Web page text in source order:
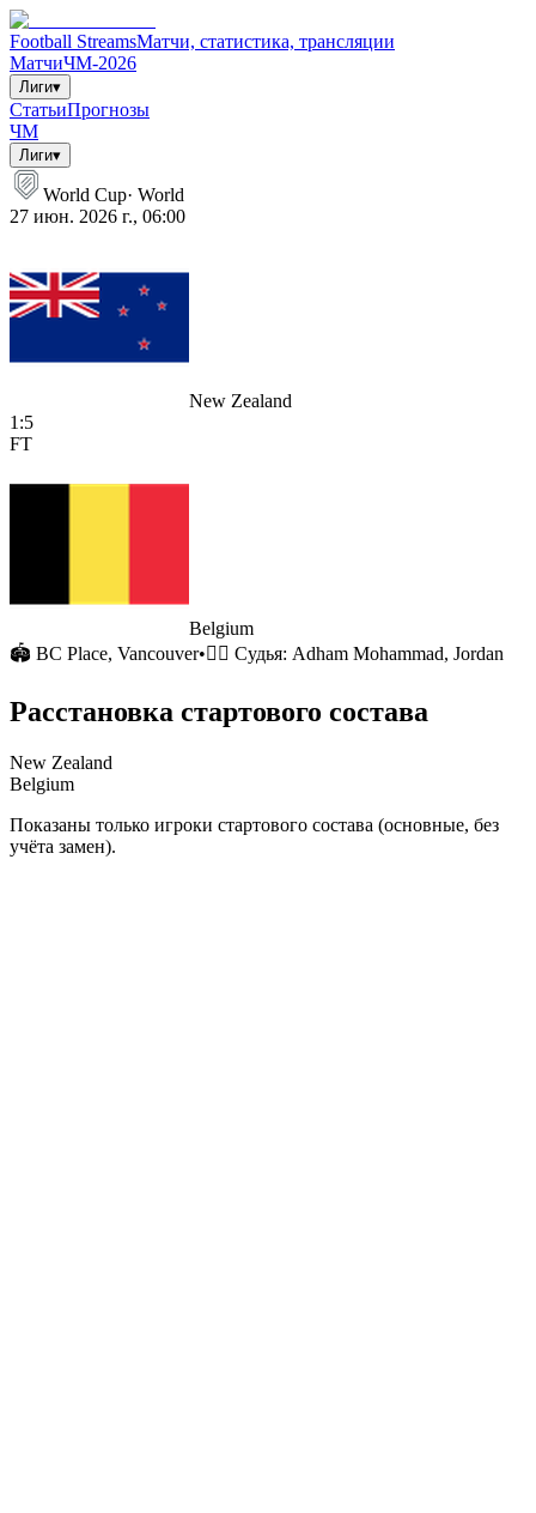
Football StreamsМатчи, статистика, трансляции
МатчиЧМ-2026
Лиги▾
СтатьиПрогнозы
ЧМ
Лиги▾
World Cup· World
27 июн. 2026 г., 06:00
New Zealand
1 :5
FT
Belgium
🏟 BC Place, Vancouver•🧑‍⚖️ Судья: Adham Mohammad, Jordan
Расстановка стартового состава
New Zealand
Belgium
Показаны только игроки стартового состава (основные, без
учёта замен).